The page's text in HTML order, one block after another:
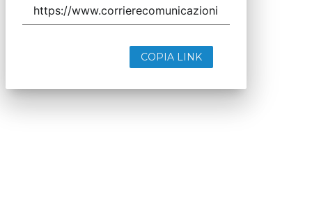
COPIA LINK